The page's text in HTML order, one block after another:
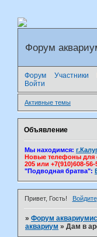
Форум
Форум Участники
Войти
Активные темы
Объявление
Мы находимся:
Новые телефоны для
205 или +7(910)608-
"Подводная братва":
Привет, Гость! Войдите
»Форум
аквариум »Дам в